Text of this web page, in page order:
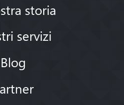
storia
servizi
Blog